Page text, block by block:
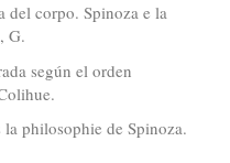
del corpo. Spinoza e la
G.
según el orden
philosophie de Spinoza.